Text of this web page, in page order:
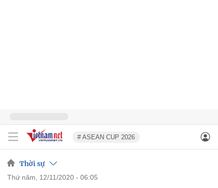
# ASEAN CUP 2026
Thời sự
thứ năm, 12/11/2020 - 06:05